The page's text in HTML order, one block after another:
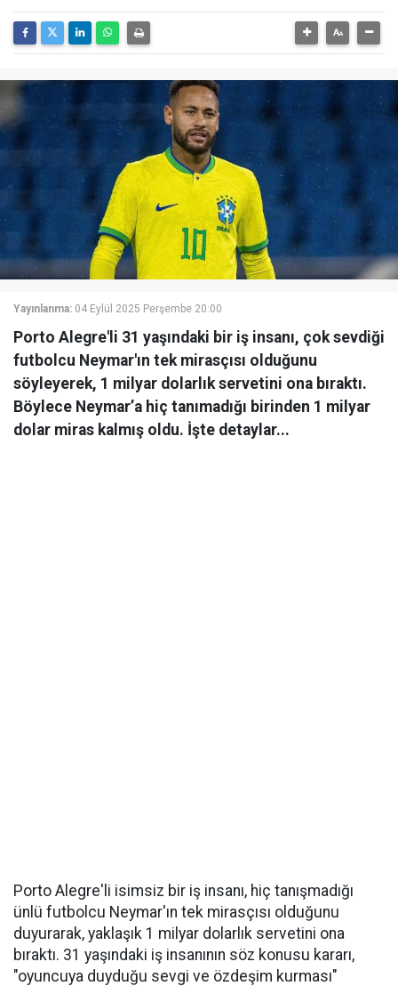
Yayınlanma: 04 Eylül 2025 Perşembe 20:00
Porto Alegre'li 31 yaşındaki bir iş insanı, çok sevdiği
futbolcu Neymar'ın tek mirasçısı olduğunu
söyleyerek, 1 milyar dolarlık servetini ona bıraktı.
Böylece Neymar’a hiç tanımadığı birinden 1 milyar
dolar miras kalmış oldu. İşte detaylar...
Porto Alegre'li isimsiz bir iş insanı, hiç tanışmadığı
ünlü futbolcu Neymar'ın tek mirasçısı olduğunu
duyurarak, yaklaşık 1 milyar dolarlık servetini ona
bıraktı. 31 yaşındaki iş insanının söz konusu kararı,
"oyuncuya duyduğu sevgi ve özdeşim kurması"